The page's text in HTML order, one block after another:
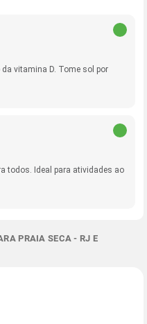
vitamina D. Tome sol por
todos. Ideal para atividades ao
PRAIA SECA - RJ E